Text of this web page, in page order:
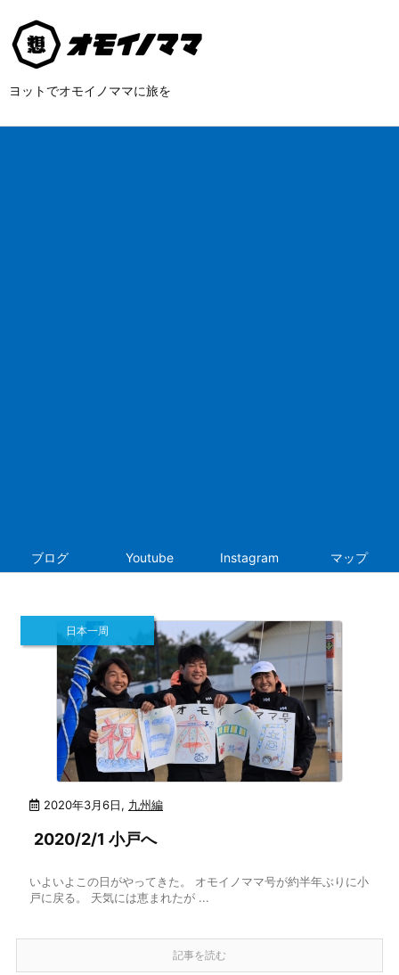
ヨットでオモイノママに旅を
ブログ Youtube Instagram マップ
2020年3月6日
日本一周
, 九州編
2020/2/1 小戸へ
いよいよこの日がやってきた。 オモイノママ号が約半年ぶりに小
戸に戻る。 天気には恵まれたが ...
記事を読む